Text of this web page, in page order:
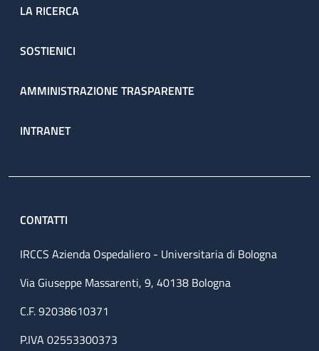
LA RICERCA
SOSTIENICI
AMMINISTRAZIONE TRASPARENTE
INTRANET
CONTATTI
IRCCS Azienda Ospedaliero - Universitaria di Bologna
Via Giuseppe Massarenti, 9, 40138 Bologna
C.F. 92038610371
P.IVA 02553300373